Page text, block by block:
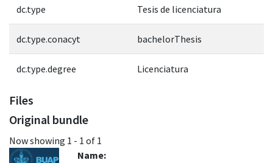
dc.type Tesis de licenciatura
dc.type.conacyt bachelorThesis
dc.type.degree Licenciatura
Files
Original bundle
Now showing 1 - 1 of 1
Name: